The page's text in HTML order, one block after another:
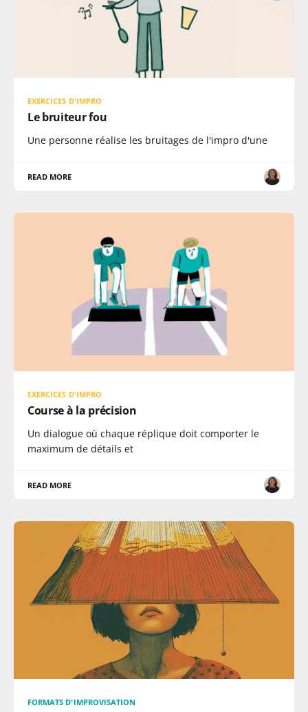
EXERCICES D'IMPRO
Le bruiteur fou
Une personne réalise les bruitages de l'impro d'une
READ MORE
EXERCICES D'IMPRO
Course à la précision
Un dialogue où chaque réplique doit comporter le
maximum de détails et
READ MORE
FORMATS D'IMPROVISATION